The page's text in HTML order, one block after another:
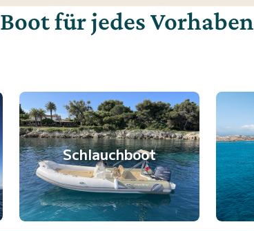
für jedes Vorhaben
Schlauchboot